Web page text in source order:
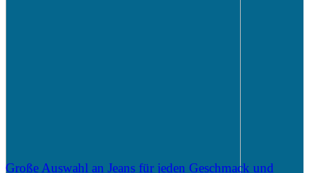
Große Auswahl an Jeans für jeden Geschmack und